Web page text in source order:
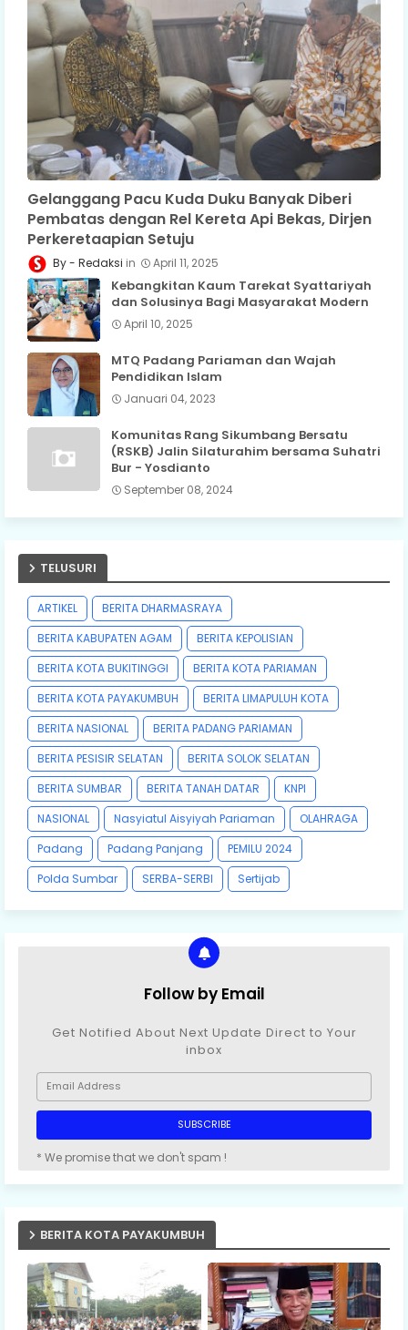
Gelanggang Pacu Kuda Duku Banyak Diberi
Pembatas dengan Rel Kereta Api Bekas, Dirjen
Perkeretaapian Setuju
Redaksi April 11, 2025
Kebangkitan Kaum Tarekat Syattariyah
dan Solusinya Bagi Masyarakat Modern
April 10, 2025
MTQ Padang Pariaman dan Wajah
Pendidikan Islam
Januari 04, 2023
Komunitas Rang Sikumbang Bersatu
(RSKB) Jalin Silaturahim bersama Suhatri
Bur - Yosdianto
September 08, 2024
TELUSURI
ARTIKEL
BERITA DHARMASRAYA
BERITA KABUPATEN AGAM
BERITA KEPOLISIAN
BERITA KOTA BUKITINGGI
BERITA KOTA PARIAMAN
BERITA KOTA PAYAKUMBUH
BERITA LIMAPULUH KOTA
BERITA NASIONAL
BERITA PADANG PARIAMAN
BERITA PESISIR SELATAN
BERITA SOLOK SELATAN
BERITA SUMBAR
BERITA TANAH DATAR
KNPI
NASIONAL
Nasyiatul Aisyiyah Pariaman
OLAHRAGA
Padang
Padang Panjang
PEMILU 2024
Polda Sumbar
SERBA-SERBI Sertijab
Follow by Email
Get Notified About Next Update Direct to Your
inbox
* We promise that we don't spam !
BERITA KOTA PAYAKUMBUH